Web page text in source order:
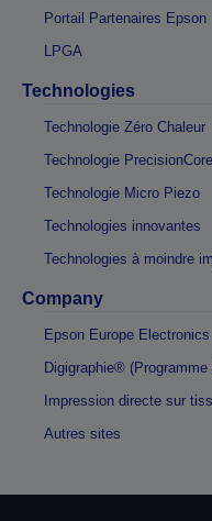
Portail Partenaires Epson
LPGA
Technologies
Technologie Zéro Chaleur
Technologie PrecisionCore
Technologie Micro Piezo
Technologies innovantes
Technologies à moindre
Company
Epson Europe Electronics
Digigraphie®
Impression directe sur
Autres sites